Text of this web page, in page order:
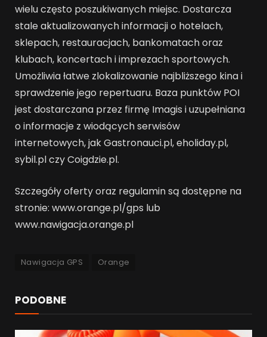
wielu często poszukiwanych miejsc. Dostarcza
stale aktualizowanych informacji o hotelach,
sklepach, restauracjach, bankomatach oraz
klubach, koncertach i imprezach sportowych.
Umożliwia łatwe zlokalizowanie najbliższego kina i
sprawdzenie jego repertuaru. Baza punktów POI
jest dostarczana przez firmę Imagis i uzupełniana
o informacje z wiodących serwisów
internetowych, jak Gastronauci.pl, eholiday.pl,
sybil.pl czy Coigdzie.pl.
Szczegóły oferty oraz regulamin są dostępne na
stronie: www.orange.pl/gps lub
www.nawigacja.orange.pl
Nawigacja GPS Orange
PODOBNE